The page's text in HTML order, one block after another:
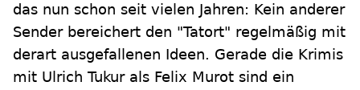
das nun schon seit vielen Jahren: Kein anderer
Sender bereichert den "Tatort" regelmäßig mit
derart ausgefallenen Ideen. Gerade die Krimis
mit Ulrich Tukur als Felix Murot sind ein